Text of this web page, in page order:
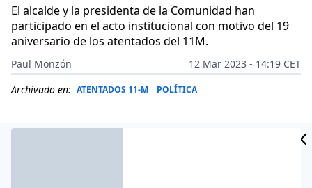
El alcalde y la presidenta de la Comunidad han
participado en el acto institucional con motivo del 19
aniversario de los atentados del 11M.
Paul Monzón
12 Mar 2023 - 14:19 CET
Archivado en: ATENTADOS 11-M POLÍTICA